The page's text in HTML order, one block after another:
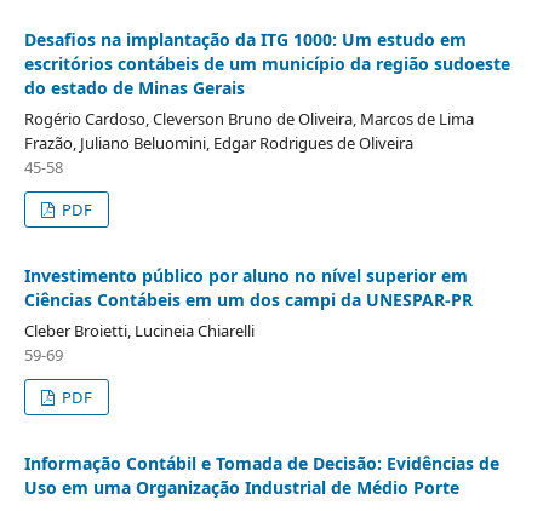
Desafios na implantação da ITG 1000: Um estudo em
escritórios contábeis de um município da região sudoeste
do estado de Minas Gerais
Rogério Cardoso, Cleverson Bruno de Oliveira, Marcos de Lima
Frazão, Juliano Beluomini, Edgar Rodrigues de Oliveira
45-58
PDF
Investimento público por aluno no nível superior em
Ciências Contábeis em um dos campi da UNESPAR-PR
Cleber Broietti, Lucineia Chiarelli
59-69
PDF
Informação Contábil e Tomada de Decisão: Evidências de
Uso em uma Organização Industrial de Médio Porte